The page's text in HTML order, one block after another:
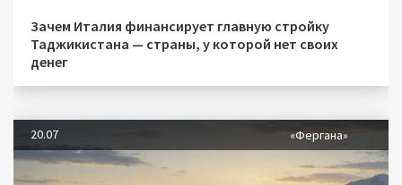
Зачем Италия финансирует главную стройку
Таджикистана — страны, у которой нет своих
денег
20.07 «Фергана»